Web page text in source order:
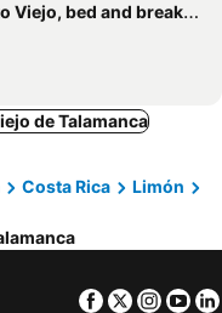
Viejo, bed and breakfasts
de Talamanca
Costa Rica
Limón
Facebook
Twitter